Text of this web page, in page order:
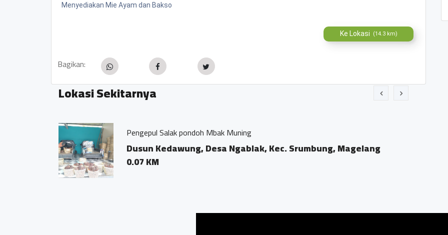
Menyediakan Mie Ayam dan Bakso
Ke Lokasi (14.3 km)
Bagikan:
Lokasi Sekitarnya
Pengepul Salak pondoh Mbak Muning
Dusun Kedawung, Desa Ngablak, Kec. Srumbung, Magelang
0.07 KM